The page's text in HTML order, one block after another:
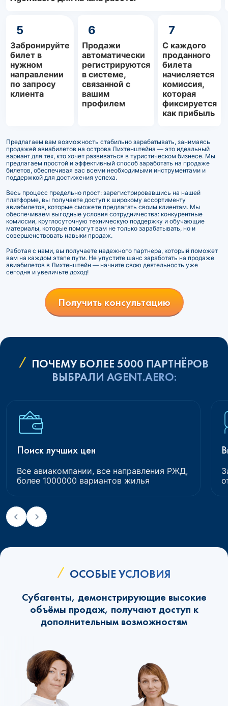
5
Забронируйте
билет в
нужном
направлении
по запросу
клиента
6
Продажи
автоматически
регистрируются
в системе,
связанной с
вашим
профилем
7
С каждого
проданного
билета
начисляется
комиссия,
которая
фиксируется
как прибыль
Предлагаем вам возможность стабильно зарабатывать, занимаясь
продажей авиабилетов на острова Лихтенштейна — это идеальный
вариант для тех, кто хочет развиваться в туристическом бизнесе. Мы
предлагаем простой и эффективный способ заработать на продаже
билетов, обеспечивая вас всеми необходимыми инструментами и
поддержкой для достижения успеха.
Весь процесс предельно прост: зарегистрировавшись на нашей
платформе, вы получаете доступ к широкому ассортименту
авиабилетов, которые сможете предлагать своим клиентам. Мы
обеспечиваем выгодные условия сотрудничества: конкурентные
комиссии, круглосуточную техническую поддержку и обучающие
материалы, которые помогут вам не только зарабатывать, но и
совершенствовать навыки продаж.
Работая с нами, вы получаете надежного партнера, который поможет
вам на каждом этапе пути. Не упустите шанс заработать на продаже
авиабилетов в Лихтенштейн — начните свою деятельность уже
сегодня и увеличьте доход!
Получить консультацию
ПОЧЕМУ БОЛЕЕ 5000 ПАРТНЁРОВ
ВЫБРАЛИ AGENT.AERO:
Поиск лучших цен
Все авиакомпании, все направления РЖД,
более 1000000 вариантов жилья
ОСОБЫЕ УСЛОВИЯ
Субагенты, демонстрирующие высокие
объёмы продаж, получают доступ к
дополнительным возможностям